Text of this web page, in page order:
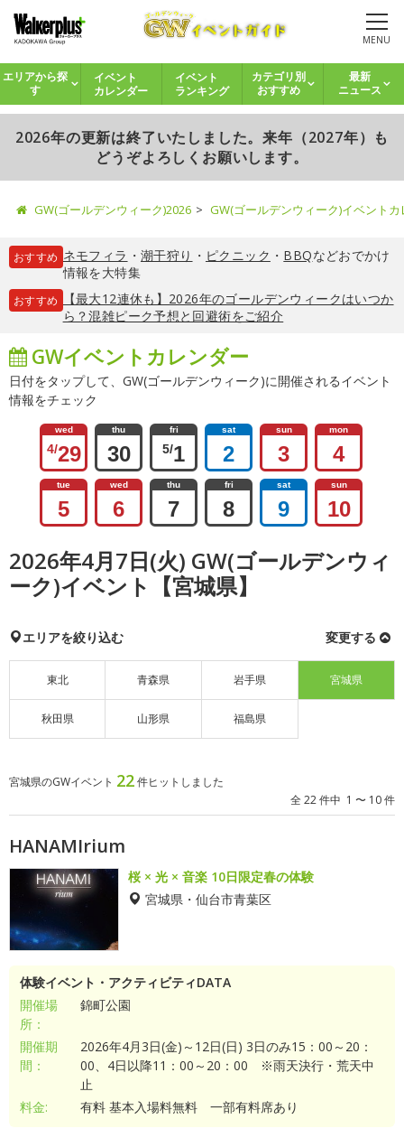
MENU
エリアから探
す
イベント
カレンダー
イベント
ランキング
カテゴリ別
おすすめ
最新
ニュース
2026年の更新は終了いたしました。来年（2027年）も
どうぞよろしくお願いします。
GW(ゴールデンウィーク)2026 GW(ゴールデンウィーク)イベント
おすすめ ネモフィラ ・ 潮干狩り ・ ピクニック ・ BBQなどおでかけ
情報を大特集
おすすめ
【最大12連休も】2026年のゴールデンウィークはいつか
ら？混雑ピーク予想と回避術をご紹介
GWイベントカレンダー
日付をタップして、GW(ゴールデンウィーク)に開催されるイベント
情報をチェック
wed
4/29
thu
30
fri
5/1
sat
2
sun
3
mon
4
tue
5
wed
6
thu
7
fri
8
sat
9
sun
10
2026年4月7日(火) GW(ゴールデンウィ
ーク)イベント【宮城県】
エリアを絞り込む 変更する
東北 青森県 岩手県 宮城県
秋田県 山形県 福島県
宮城県のGWイベント 22件ヒットしました
全 22 件中 1 〜 10 件
HANAMIrium
桜 × 光 × 音楽 10日限定春の体験
宮城県・仙台市青葉区
体験イベント・アクティビティDATA
開催場
所：
錦町公園
開催期
間：
2026年4月3日(金)～12日(日) 3日のみ15：00～20：
00、4日以降11：00～20：00 ※雨天決行・荒天中
止
料金:
有料 基本入場料無料 一部有料席あり